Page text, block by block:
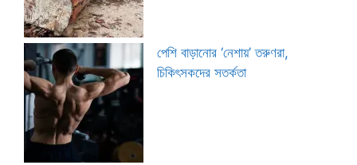
পেশি বাড়ানোর ‘নেশায়’ তরুণরা,
চিকিৎসকদের সতর্কতা